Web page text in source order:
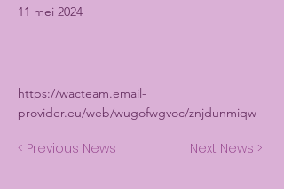
11 mei 2024
https://wacteam.email-
provider.eu/web/wugofwgvoc/znjdunmiqw
< Previous News Next News >